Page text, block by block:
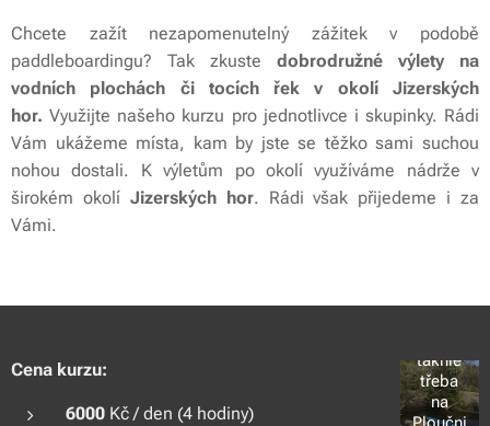
Chcete zažít nezapomenutelný zážitek v podobě
paddleboardingu? Tak zkuste dobrodružné výlety na
vodních plochách či tocích řek v okolí Jizerských
hor.Využijte našeho kurzu pro jednotlivce i skupinky. Rádi
Vám ukážeme místa, kam by jste se těžko sami suchou
nohou dostali. K výletům po okolí využíváme nádrže v
širokém okolí Jizerských hor. Rádi však přijedeme i za
Vámi.
takhle
třeba
na
Cena kurzu:
6000 Kč / den (4 hodiny)